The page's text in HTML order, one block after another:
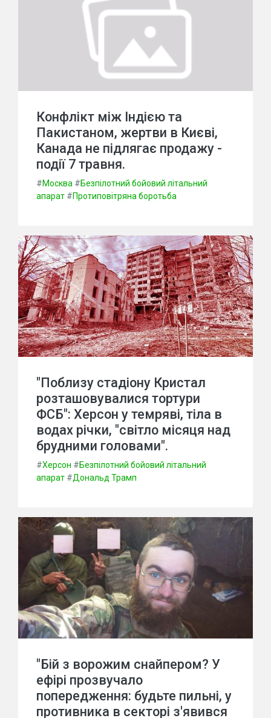
Конфлікт між Індією та
Пакистаном, жертви в Києві,
Канада не підлягає продажу -
події 7 травня.
#Москва #Безпілотний бойовий літальний
апарат #Протиповітряна боротьба
"Поблизу стадіону Кристал
розташовувалися тортури
ФСБ": Херсон у темряві, тіла в
водах річки, "світло місяця над
брудними головами".
#Херсон #Безпілотний бойовий літальний
апарат #Дональд Трамп
"Бій з ворожим снайпером? У
ефірі прозвучало
попередження: будьте пильні, у
противника в секторі з'явився